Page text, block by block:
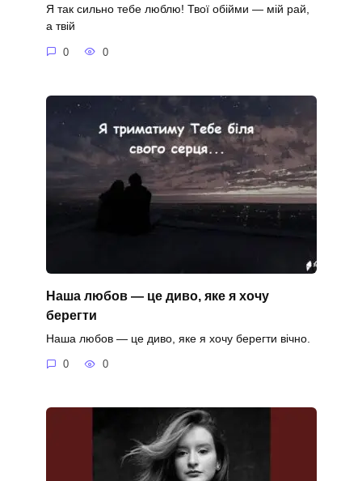
Я так сильно тебе люблю! Твої обійми — мій рай,
а твій
0 0
Наша любов — це диво, яке я хочу
берегти
Наша любов — це диво, яке я хочу берегти вічно.
0 0